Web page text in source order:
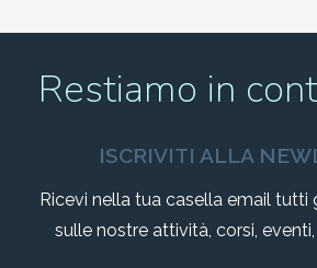
Restiamo in
ISCRIVITI ALLA
Ricevi nella tua casella email tutti
sulle nostre attività, corsi,